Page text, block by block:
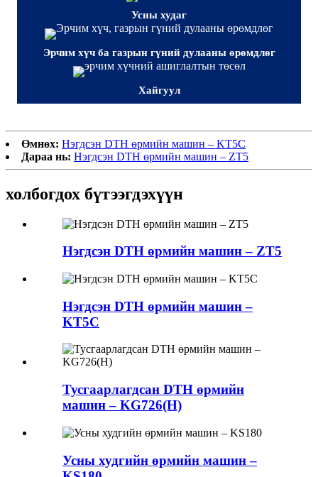
Усны худаг
Эрчим хүч ба газрын гүний дулааны өрөмдлөг
Хайгуул
Өмнөх: Нэгдсэн DTH өрмийн машин – KT5C
Дараа нь: Нэгдсэн DTH өрмийн машин – ZT5
холбогдох бүтээгдэхүүн
Нэгдсэн DTH өрмийн машин – ZT5
Нэгдсэн DTH өрмийн машин –
KT5C
Тусгаарлагдсан DTH өрмийн
машин – KG726(H)
Усны худгийн өрмийн машин –